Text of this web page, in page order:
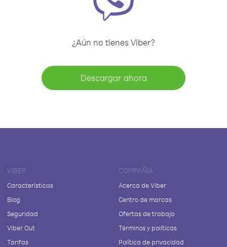
¿Aún no tienes Viber?
Descargar ahora
VIBER
Características
Blog
Seguridad
Viber Out
Tarifas
COMPAÑÍA
Acerca de Viber
Centro de marcas
Ofertas de trabajo
Términos y políticas
Política de privacidad